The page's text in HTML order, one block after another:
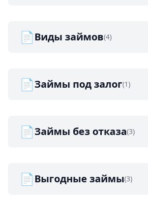
📄Виды займов(4)
📄Займы под залог(1)
📄Займы без отказа(3)
📄Выгодные займы(3)